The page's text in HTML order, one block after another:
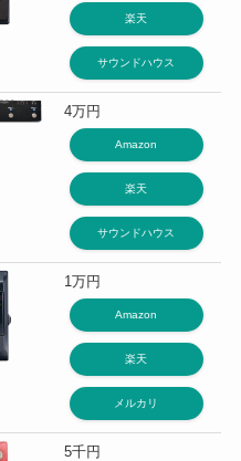
楽天
サウンドハウス
4万円
Amazon
楽天
サウンドハウス
1万円
Amazon
楽天
メルカリ
5千円